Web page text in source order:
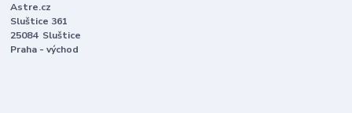
Astre.cz
Sluštice 361
25084 Sluštice
Praha - východ